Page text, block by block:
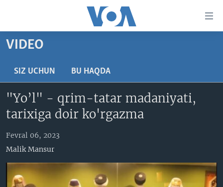
boring
Boshiga
Qidiruvga
AMERIKA
VATANDOSHLAR
MULTIMEDIA
XALQARO HAYOT
FACEBOOK
INGLIZ TILI DARSLARI
VIDEO
SIZ UCHUN BU HAQDA
"Yo’l" - qrim-tatar madaniyati,
tarixiga doir ko'rgazma
Fevral 06, 2023
Malik Mansur